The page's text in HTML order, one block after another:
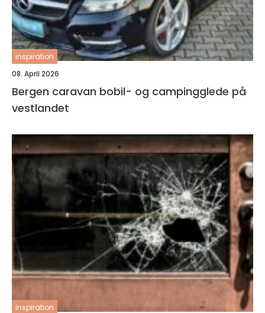
inspiration
08. April 2026
Bergen caravan bobil- og campingglede på
vestlandet
inspiration